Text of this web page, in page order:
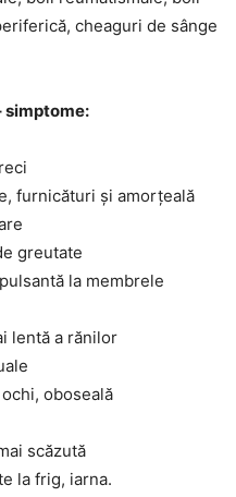
cheaguri de sânge
simptome:
furnicături și amorțeală
greutate
la membrele
lentă a rănilor
oboseală
scăzută
la frig, iarna.